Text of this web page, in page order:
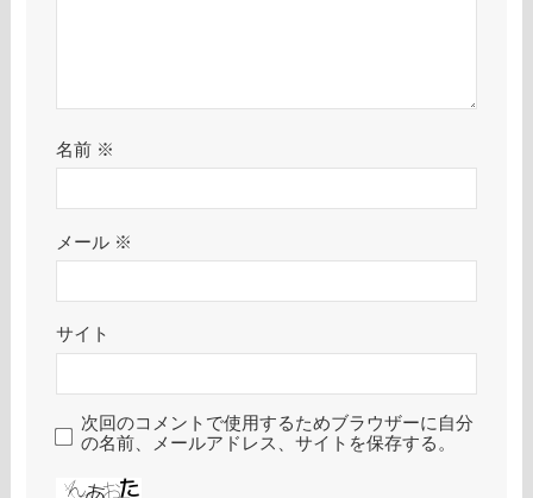
名前 ※
メール ※
サイト
次回のコメントで使用するためブラウザーに自分
の名前、メールアドレス、サイトを保存する。